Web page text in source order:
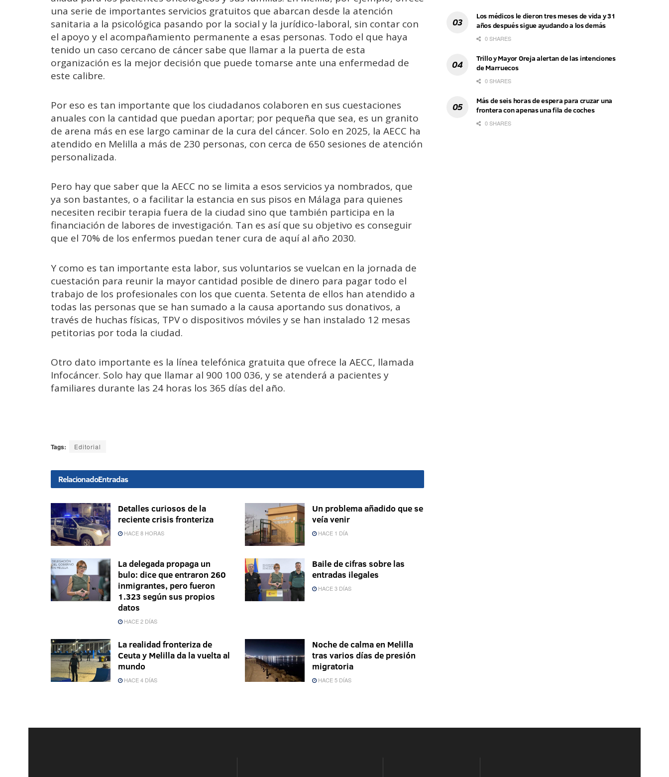
una serie de importantes servicios gratuitos que abarcan desde la atención
sanitaria a la psicológica pasando por la social y la jurídico-laboral, sin contar con
el apoyo y el acompañamiento permanente a esas personas. Todo el que haya
tenido un caso cercano de cáncer sabe que llamar a la puerta de esta
organización es la mejor decisión que puede tomarse ante una enfermedad de
este calibre.
Por eso es tan importante que los ciudadanos colaboren en sus cuestaciones
anuales con la cantidad que puedan aportar; por pequeña que sea, es un granito
de arena más en ese largo caminar de la cura del cáncer. Solo en 2025, la AECC ha
atendido en Melilla a más de 230 personas, con cerca de 650 sesiones de atención
personalizada.
Pero hay que saber que la AECC no se limita a esos servicios ya nombrados, que
ya son bastantes, o a facilitar la estancia en sus pisos en Málaga para quienes
necesiten recibir terapia fuera de la ciudad sino que también participa en la
financiación de labores de investigación. Tan es así que su objetivo es conseguir
que el 70% de los enfermos puedan tener cura de aquí al año 2030.
Y como es tan importante esta labor, sus voluntarios se vuelcan en la jornada de
cuestación para reunir la mayor cantidad posible de dinero para pagar todo el
trabajo de los profesionales con los que cuenta. Setenta de ellos han atendido a
todas las personas que se han sumado a la causa aportando sus donativos, a
través de huchas físicas, TPV o dispositivos móviles y se han instalado 12 mesas
petitorias por toda la ciudad.
Otro dato importante es la línea telefónica gratuita que ofrece la AECC, llamada
Infocáncer. Solo hay que llamar al 900 100 036, y se atenderá a pacientes y
familiares durante las 24 horas los 365 días del año.
Tags: Editorial
RelacionadoEntradas
Detalles curiosos de la
reciente crisis fronteriza
HACE 8 HORAS
Un problema añadido que se
veía venir
HACE 1 DÍA
La delegada propaga un
bulo: dice que entraron 260
inmigrantes, pero fueron
1.323 según sus propios
datos
HACE 2 DÍAS
Baile de cifras sobre las
entradas ilegales
HACE 3 DÍAS
La realidad fronteriza de
Ceuta y Melilla da la vuelta al
mundo
HACE 4 DÍAS
Noche de calma en Melilla
tras varios días de presión
migratoria
HACE 5 DÍAS
Los médicos le dieron tres meses de vida y 31
años después sigue ayudando a los demás
0 SHARES
Trillo y Mayor Oreja alertan de las intenciones
de Marruecos
0 SHARES
Más de seis horas de espera para cruzar una
frontera con apenas una fila de coches
0 SHARES